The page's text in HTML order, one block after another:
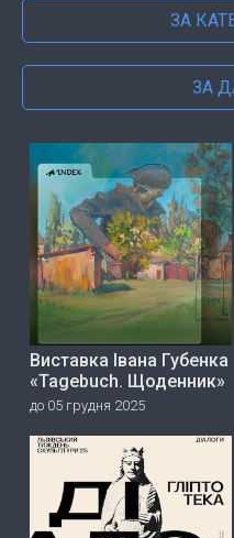
ЗА
ЗА
Виставка Івана Губенка
«Tagebuch. Щоденник»
до 05 грудня 2025